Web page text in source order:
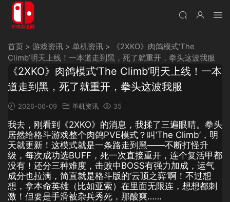
首页 > 游戏资讯 > 单机资讯 >
《2XKO》肉鸽模式‘The
Climb’明天上线！一本道走到黑，死了就重开，拳头这波我服
《2XKO》肉鸽模式‘The Climb’明天上线！一本
道走到黑，死了就重开，拳头这波我服
2026-06-09 单机资讯 35
我去，刚看到《2XKO》的消息，我揉了三遍眼睛。拳头
居然给格斗游戏整个肉鸽PVE模式？叫‘The Climb’，明
天就更新！这模式就是一条路走到黑——不断打怪升
级，每次成功选BUFF，死一次直接重开，连个复活甲都
没有！还分三种难度，击败中BOSS有强力加成，运气
成分也拉满，简直就是格斗版的‘云顶之弈’啊！不过想
想，拿本命英雄（比如亚索）在里面无限连，想想都刺
激！但要是手滑被杂兵秀死，那酸爽……